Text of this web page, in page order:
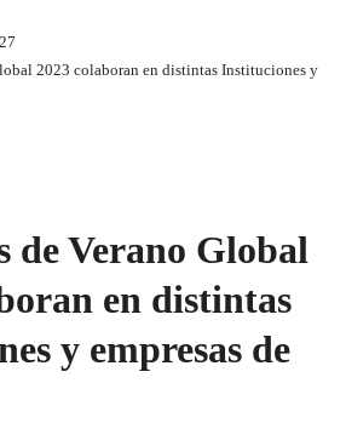
27
2023 colaboran en distintas Instituciones y
de Verano Global
en distintas
y empresas de